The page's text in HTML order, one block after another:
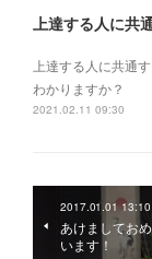
上達する人に共
上達する人に共通
わかりますか？
2021.02.11 09:30
2017.01.01 13:10
あけましてお
います！